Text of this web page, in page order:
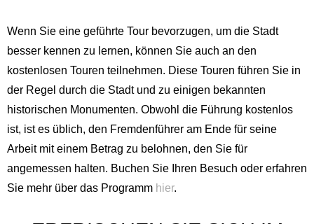
Wenn Sie eine geführte Tour bevorzugen, um die Stadt
besser kennen zu lernen, können Sie auch an den
kostenlosen Touren teilnehmen. Diese Touren führen Sie in
der Regel durch die Stadt und zu einigen bekannten
historischen Monumenten. Obwohl die Führung kostenlos
ist, ist es üblich, den Fremdenführer am Ende für seine
Arbeit mit einem Betrag zu belohnen, den Sie für
angemessen halten. Buchen Sie Ihren Besuch oder erfahren
Sie mehr über das Programm hier.